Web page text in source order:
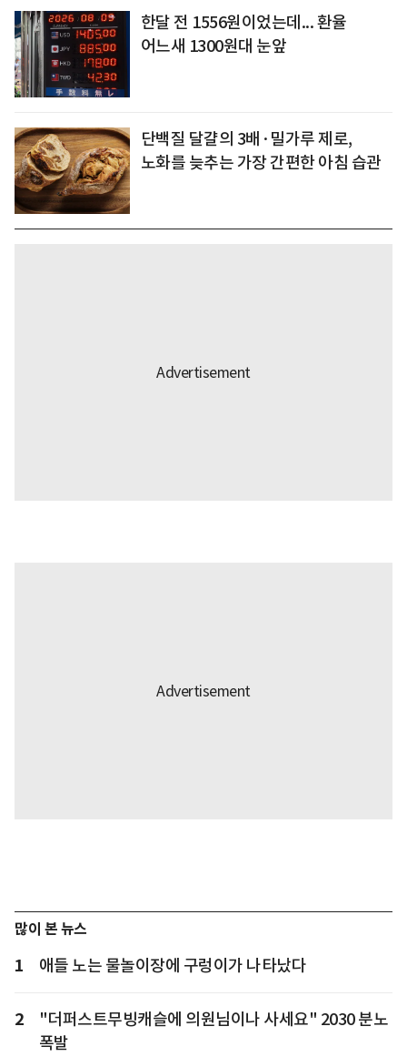
한달 전 1556원이었는데... 환율
어느새 1300원대 눈앞
단백질 달걀의 3배·밀가루 제로,
노화를 늦추는 가장 간편한 아침 습관
많이 본 뉴스
1 애들 노는 물놀이장에 구렁이가 나타났다
2
"더퍼스트무빙캐슬에 의원님이나 사세요" 2030 분노
폭발